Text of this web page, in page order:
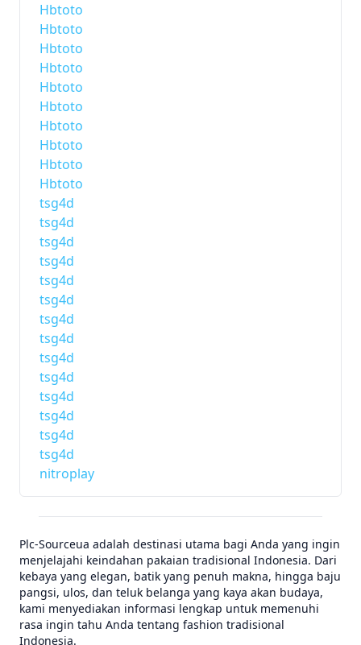
Hbtoto
Hbtoto
Hbtoto
Hbtoto
Hbtoto
Hbtoto
Hbtoto
Hbtoto
Hbtoto
Hbtoto
tsg4d
tsg4d
tsg4d
tsg4d
tsg4d
tsg4d
tsg4d
tsg4d
tsg4d
tsg4d
tsg4d
tsg4d
tsg4d
tsg4d
nitroplay
Plc-Sourceua adalah destinasi utama bagi Anda yang ingin
menjelajahi keindahan pakaian tradisional Indonesia. Dari
kebaya yang elegan, batik yang penuh makna, hingga baju
pangsi, ulos, dan teluk belanga yang kaya akan budaya,
kami menyediakan informasi lengkap untuk memenuhi
rasa ingin tahu Anda tentang fashion tradisional
Indonesia.